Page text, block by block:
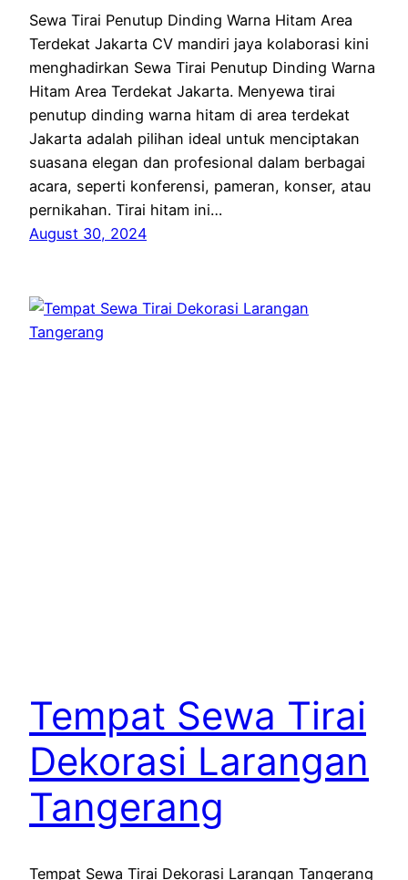
Sewa Tirai Penutup Dinding Warna Hitam Area
Terdekat Jakarta CV mandiri jaya kolaborasi kini
menghadirkan Sewa Tirai Penutup Dinding Warna
Hitam Area Terdekat Jakarta. Menyewa tirai
penutup dinding warna hitam di area terdekat
Jakarta adalah pilihan ideal untuk menciptakan
suasana elegan dan profesional dalam berbagai
acara, seperti konferensi, pameran, konser, atau
pernikahan. Tirai hitam ini…
August 30, 2024
Tempat Sewa Tirai
Dekorasi Larangan
Tangerang
Tempat Sewa Tirai Dekorasi Larangan Tangerang